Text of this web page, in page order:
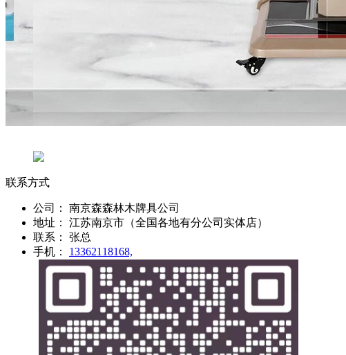
联系方式
公司：
南京森森林木牌具公司
地址：
江苏南京市（全国各地有分公司实体店）
联系：
张总
手机：
13362118168,